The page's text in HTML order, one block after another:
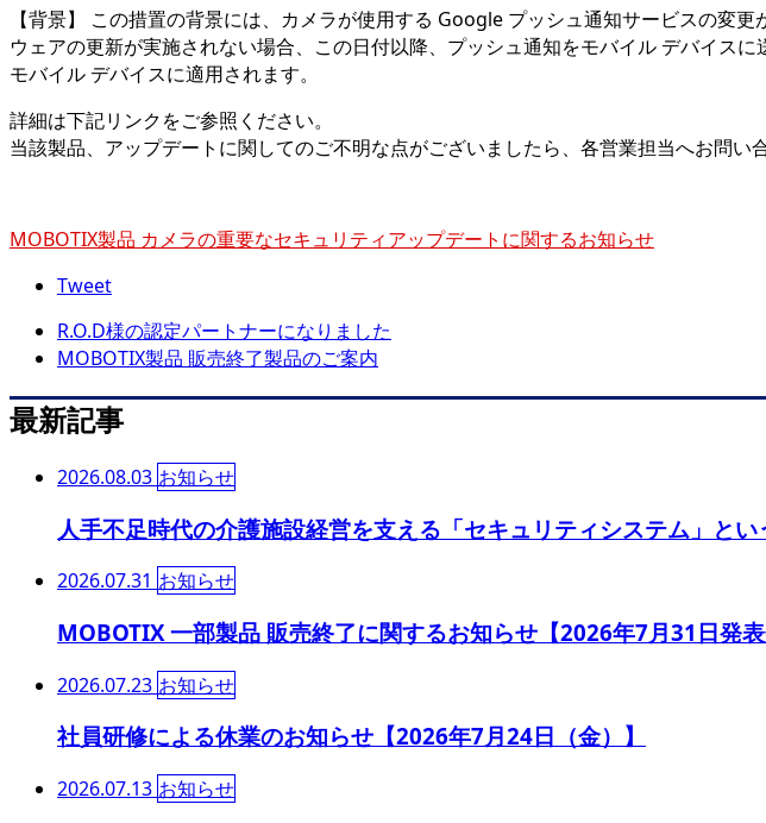
【背景】 この措置の背景には、カメラが使用する Google プッシュ通知サービスの変
ウェアの更新が実施されない場合、この日付以降、プッシュ通知をモバイル デバイス
モバイル デバイスに適用されます。
詳細は下記リンクをご参照ください。
当該製品、アップデートに関してのご不明な点がございましたら、各営業担当へお問い
MOBOTIX製品 カメラの重要なセキュリティアップデートに関するお知らせ
Tweet
R.O.D様の認定パートナーになりました
MOBOTIX製品 販売終了製品のご案内
最新記事
2026.08.03 お知らせ
人手不足時代の介護施設経営を支える「セキュリティシステム」とい
2026.07.31 お知らせ
MOBOTIX 一部製品 販売終了に関するお知らせ【2026年7月31日発表
2026.07.23 お知らせ
社員研修による休業のお知らせ【2026年7月24日（金）】
2026.07.13 お知らせ